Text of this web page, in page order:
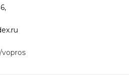
vopros